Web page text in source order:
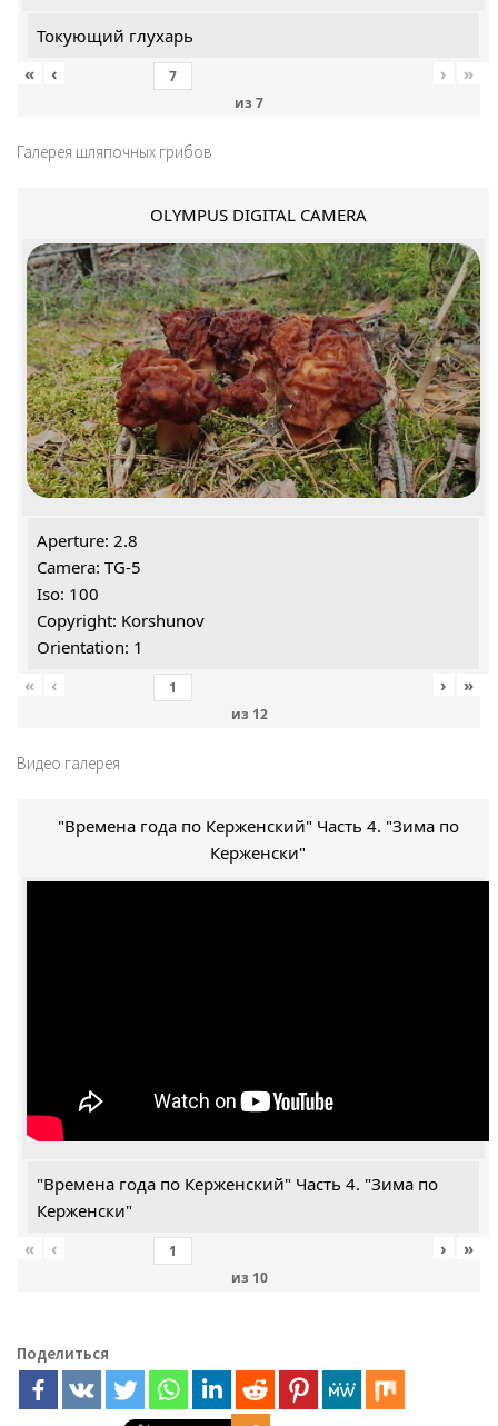
Токующий глухарь
«
‹
из 7
› »
Галерея шляпочных грибов
OLYMPUS DIGITAL CAMERA
Aperture: 2.8
Camera: TG-5
Iso: 100
Copyright: Korshunov
Orientation: 1
«
‹
из 12
› »
Видео галерея
"Времена года по Керженский" Часть 4. "Зима по
Керженски"
"Времена года по Керженский" Часть 4. "Зима по
Керженски"
«
‹
из 10
› »
Поделиться